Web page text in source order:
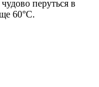
перуться в
60°C.